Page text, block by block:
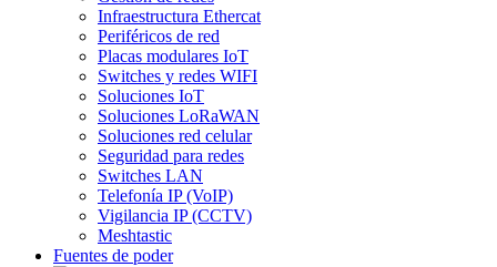
Infraestructura Ethercat
Periféricos de red
Placas modulares IoT
Switches y redes WIFI
Soluciones IoT
Soluciones LoRaWAN
Soluciones red celular
Seguridad para redes
Switches LAN
Telefonía IP (VoIP)
Vigilancia IP (CCTV)
Meshtastic
Fuentes de poder